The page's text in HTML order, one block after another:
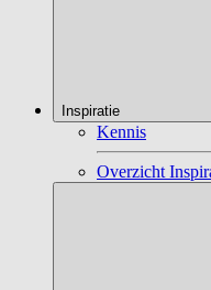
Inspiratie
Kennis
Overzicht